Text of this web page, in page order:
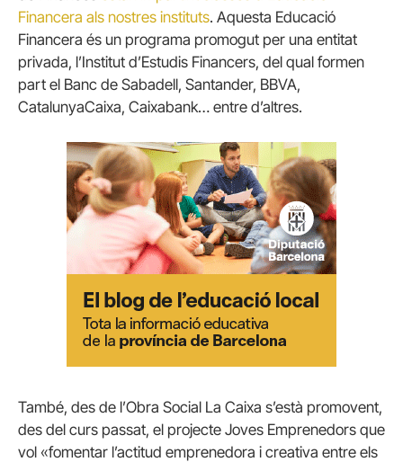
Financera als nostres instituts. Aquesta Educació
Financera és un programa promogut per una entitat
privada, l’Institut d’Estudis Financers, del qual formen
part el Banc de Sabadell, Santander, BBVA,
CatalunyaCaixa, Caixabank… entre d’altres.
També, des de l’Obra Social La Caixa s’està promovent,
des del curs passat, el projecte Joves Emprenedors que
vol «fomentar l’actitud emprenedora i creativa entre els